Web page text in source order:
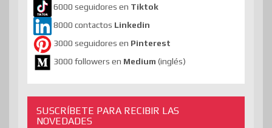
6000 seguidores en Tiktok
8000 contactos Linkedin
3000 seguidores en Pinterest
3000 followers en Medium (inglés)
SUSCRÍBETE PARA RECIBIR LAS
NOVEDADES